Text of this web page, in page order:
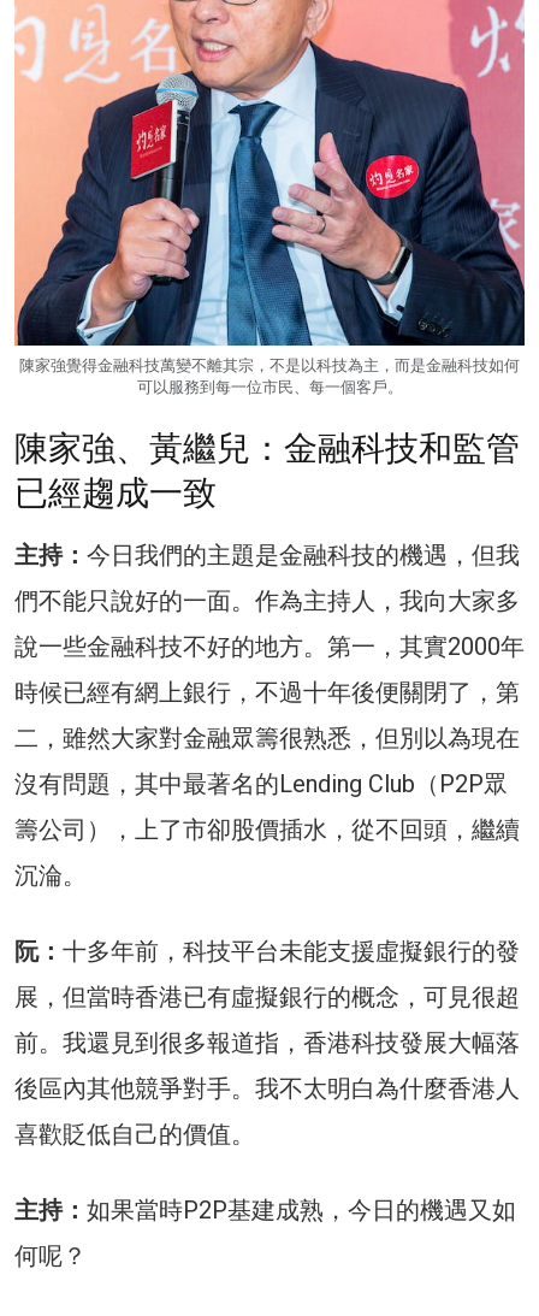
陳家強覺得金融科技萬變不離其宗，不是以科技為主，而是金融科技如何
可以服務到每一位市民、每一個客戶。
陳家強、黃繼兒：金融科技和監管
已經趨成一致
主持： 今日我們的主題是金融科技的機遇，但我
們不能只說好的一面。作為主持人，我向大家多
說一些金融科技不好的地方。第一，其實2000年
時候已經有網上銀行，不過十年後便關閉了，第
二，雖然大家對金融眾籌很熟悉，但別以為現在
沒有問題，其中最著名的Lending Club（P2P眾
籌公司），上了市卻股價插水，從不回頭，繼續
沉淪。
阮： 十多年前，科技平台未能支援虛擬銀行的發
展，但當時香港已有虛擬銀行的概念，可見很超
前。我還見到很多報道指，香港科技發展大幅落
後區內其他競爭對手。我不太明白為什麼香港人
喜歡貶低自己的價值。
主持： 如果當時P2P基建成熟，今日的機遇又如
何呢？